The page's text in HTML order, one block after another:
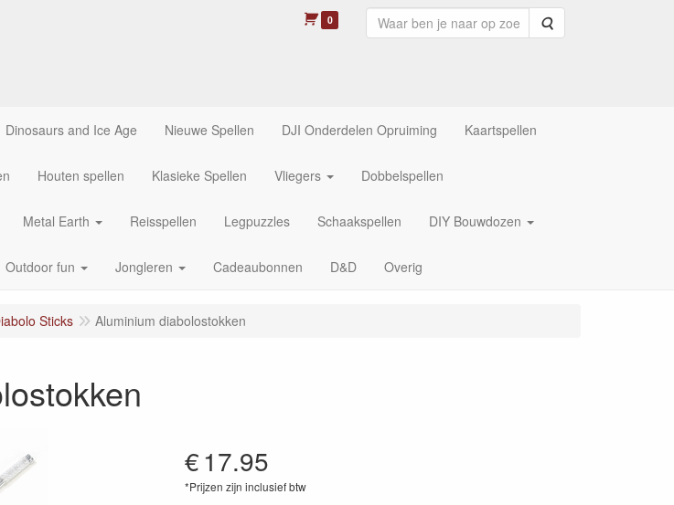
0 Zoeken
Dinosaurs and Ice Age Nieuwe Spellen DJI Onderdelen Opruiming Kaartspellen
Houten spellen Klasieke Spellen Vliegers Dobbelspellen
Metal Earth Reisspellen Legpuzzles Schaakspellen DIY Bouwdozen
Outdoor fun Jongleren Cadeaubonnen D&D Overig
Sticks Aluminium diabolostokken
€17.95
*Prijzen zijn inclusief btw